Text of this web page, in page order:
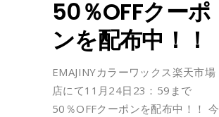
50％OFFクーポ
ンを配布中！！
EMAJINYカラーワックス楽天市場
店にて11月24日23：59まで
50％OFFクーポンを配布中！！ 今